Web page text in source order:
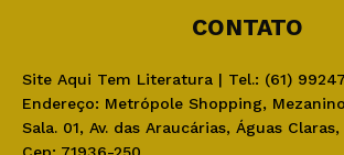
CONTATO
Site Aqui Tem Literatura | Tel.: (61)
Endereço: Metrópole Shopping,
Sala. 01, Av. das Araucárias, Águas
Cep: 71936-250